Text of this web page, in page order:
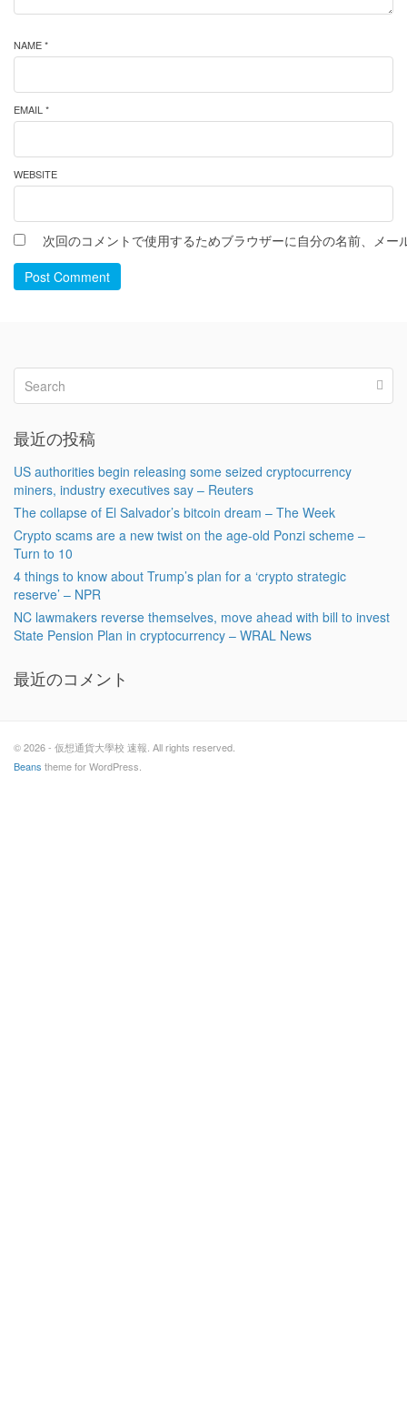
NAME *
EMAIL *
WEBSITE
次回のコメントで使用するためブラウザーに自分の名前、メー
Post Comment
最近の投稿
US authorities begin releasing some seized cryptocurrency
miners, industry executives say – Reuters
The collapse of El Salvador’s bitcoin dream – The Week
Crypto scams are a new twist on the age-old Ponzi scheme –
Turn to 10
4 things to know about Trump’s plan for a ‘crypto strategic
reserve’ – NPR
NC lawmakers reverse themselves, move ahead with bill to invest
State Pension Plan in cryptocurrency – WRAL News
最近のコメント
© 2026 - 仮想通貨大學校 速報. All rights reserved.
Beans theme for WordPress.